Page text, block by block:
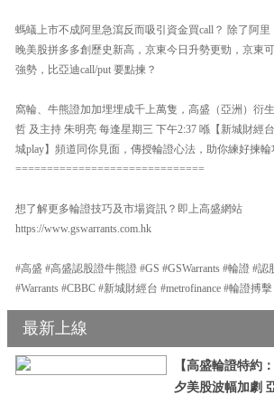
螞蟻上市不成阿里急瀉反而吸引資金買call？ 除了阿
晚美股拼多多創歷史新高，京東今日升勢更勁，京東
強勢，比亞迪call/put 要點揀？
窩輪、牛熊證加加埋埋成千上萬隻，高盛（亞洲）衍
哲 及主持 朱明亮 每逢星期三 下午2:37 喺【新城財經
城play】頻道同你見面，傳授輪證心法，助你練好揀輪
==============================
想了解更多輪證技巧及市場資訊？即上高盛網站
https://www.gswarrants.com.hk
#高盛 #高盛認股證牛熊證 #GS #GSWarrants #輪證 #
#Warrants #CBBC #新城財經台 #metrofinance #輪證搏擊
最新上線
【高盛輪證特約
夕美股波幅加劇